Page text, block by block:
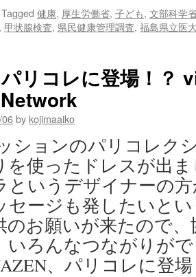
Tagged 健康, 厚生労働省, 子ども, 文部科学
, 甲状腺検査, 県民健康管理調査, 福島県立医
リコレに登場！？
by kojimaaiko
ションのパリコレク
を使ったドレスが出
というデザイナーの
セージも発したいと
のお願いが来たので
いろんなつながりが
、パリコレに登場